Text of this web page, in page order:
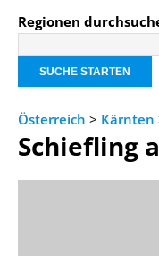
Regionen
Österreich > Kärnten
Schiefling